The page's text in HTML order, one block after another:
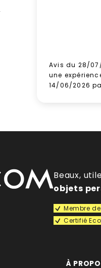
Carafe en Tritan
Carafe à infuseur:
Offrir
Avis du 28/
une
14/06/2026
Beaux,
objets
Membre
Certifié
À